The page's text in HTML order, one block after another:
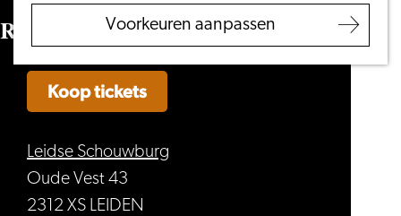
Voorkeuren aanpassen
Regio Leiden
Ruud Smulders – RÜDSICHTSLOS
Leidse Schouwburg
Oude Vest 43
2312 XS LEIDEN
Koop tickets